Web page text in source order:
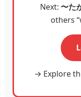
Next: 〜た
others
→ Explore